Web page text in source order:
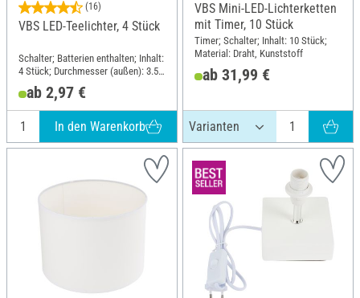
(16)
VBS LED-Teelichter, 4 Stück
Schalter; Batterien enthalten; Inhalt:
4 Stück; Durchmesser (außen): 3.5
cm; Material: Kunststoff
ab 2,97 €
In den Warenkorb
VBS Mini-LED-Lichterketten
mit Timer, 10 Stück
Timer; Schalter; Inhalt: 10 Stück;
Material: Draht, Kunststoff
ab 31,99 €